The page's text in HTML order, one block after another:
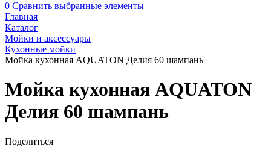
0 Сравнить выбранные элементы
Главная
Каталог
Мойки и аксессуары
Кухонные мойки
Мойка кухонная AQUATON Делия 60 шампань
Мойка кухонная AQUATON
Делия 60 шампань
Поделиться